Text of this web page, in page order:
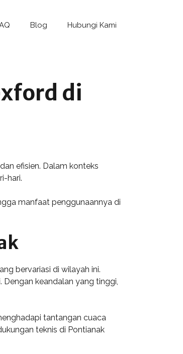
Blog Hubungi Kami
di
efisien. Dalam konteks
hari.
manfaat penggunaannya di
bervariasi di wilayah ini.
keandalan yang tinggi,
tantangan cuaca
teknis di Pontianak